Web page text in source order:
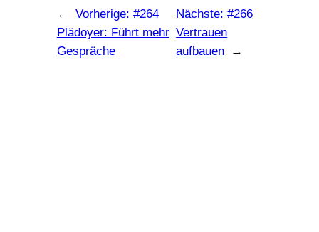
← Vorherige: #264
Plädoyer: Führt mehr
Gespräche
Nächste:#266
Vertrauen
aufbauen
→